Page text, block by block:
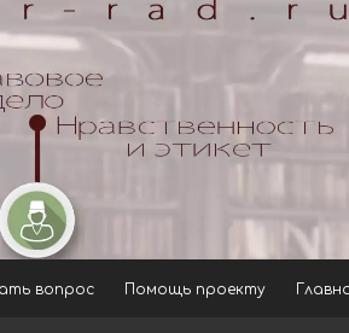
вопрос Помощь проекту